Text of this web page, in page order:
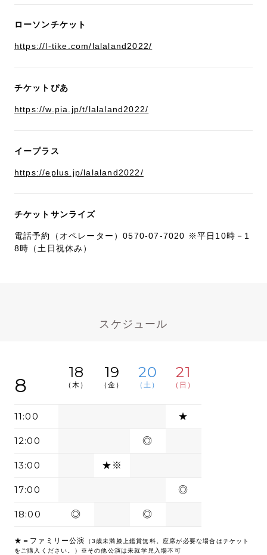
ローソンチケット
https://l-tike.com/lalaland2022/
チケットぴあ
https://w.pia.jp/t/lalaland2022/
イープラス
https://eplus.jp/lalaland2022/
チケットサンライズ
電話予約（オペレーター）0570-07-7020 ※平日10時－1
8時（土日祝休み）
スケジュール
8
18
（木）
19
（金）
20
（土）
21
（日）
11:00 ★
12:00 ◎
13:00 ★※
17:00 ◎
18:00 ◎ ◎
★＝ファミリー公演
（3歳未満膝上鑑賞無料。座席が必要な場合はチケット
をご購入ください。）※その他公演は未就学児入場不可